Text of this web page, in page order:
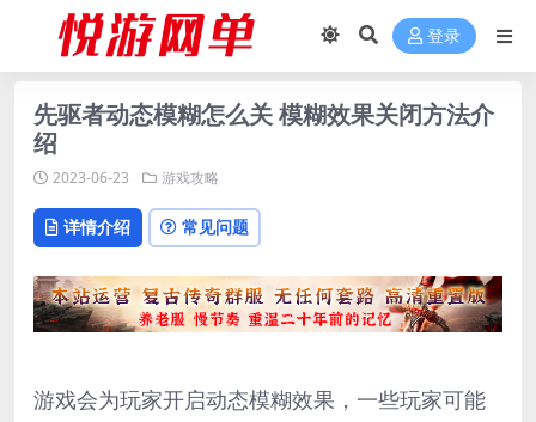
登录
先驱者动态模糊怎么关 模糊效果关闭方法介
绍
2023-06-23 游戏攻略
详情介绍 常见问题
游戏会为玩家开启动态模糊效果，一些玩家可能